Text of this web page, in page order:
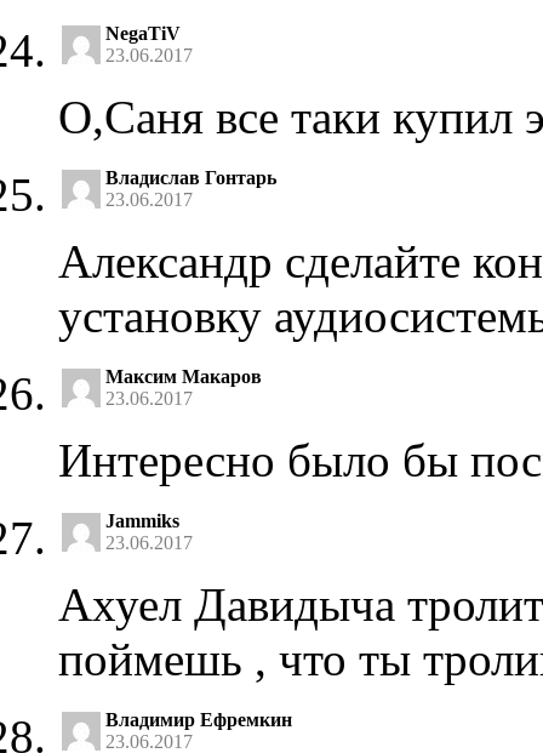
NegaTiV
23.06.2017
О,Саня все таки купил
Владислав Гонтарь
23.06.2017
Александр сделайте
установку
Максим Макаров
23.06.2017
Интересно было бы
Jammiks
23.06.2017
Ахуел Давидыча
поймешь , что ты
Владимир Ефремкин
23.06.2017